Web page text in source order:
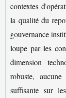
contextes
la qualité du
gouvernance
loupe par les
dimension
robuste,
suffisante sur